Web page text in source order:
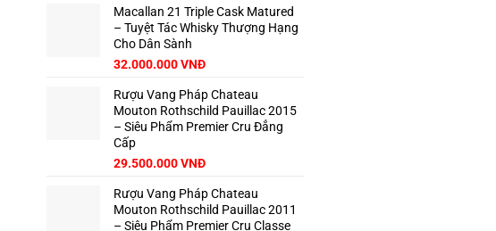
5 sao
là:
42.500.000 VNĐ.
tại
là:
Macallan 21 Triple Cask Matured
– Tuyệt Tác Whisky Thượng Hạng
Cho Dân Sành
Giá
là:
35.000.000 VNĐ.
32.000.000VNĐGiá
tại
là:
32.000.000 VNĐ.
Rượu Vang Pháp Chateau
Mouton Rothschild Pauillac 2015
– Siêu Phẩm Premier Cru Đẳng
Cấp
29.500.000VNĐ
Rượu Vang Pháp Chateau
Mouton Rothschild Pauillac 2011
– Siêu Phẩm Premier Cru Classe